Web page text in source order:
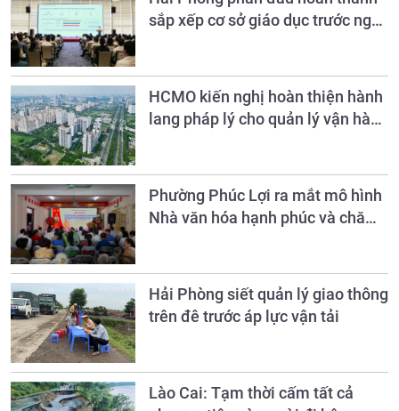
sắp xếp cơ sở giáo dục trước ngày
HCMO kiến nghị hoàn thiện hành
lang pháp lý cho quản lý vận hành
Phường Phúc Lợi ra mắt mô hình
Nhà văn hóa hạnh phúc và chăm
Hải Phòng siết quản lý giao thông
trên đê trước áp lực vận tải
Lào Cai: Tạm thời cấm tất cả